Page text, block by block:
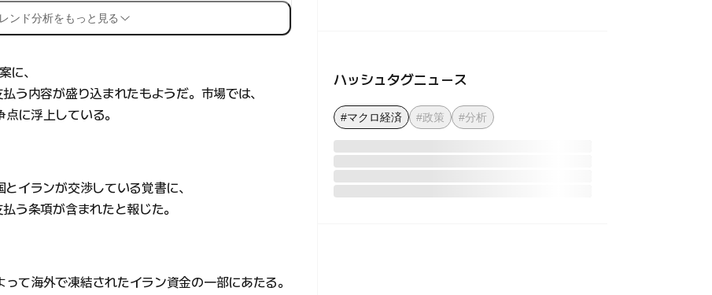
ンド分析をもっと見る
に、
う内容が盛り込まれたもようだ。市場では、
に浮上している。
イランが交渉している覚書に、
う条項が含まれたと報じた。
て海外で凍結されたイラン資金の一部にあたる。
ハッシュタグニュース
#マクロ経済 #政策 #分析